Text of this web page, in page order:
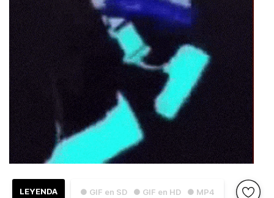
● GIF en SD ● GIF en HD ● MP4
LEYENDA